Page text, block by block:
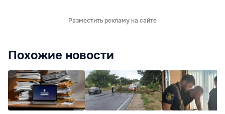
Разместить рекламу на сайте
Похожие новости